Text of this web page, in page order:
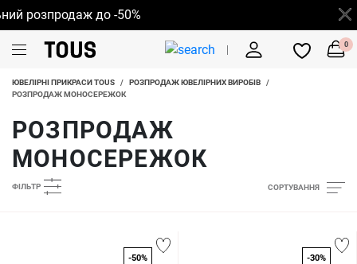
розпродаж до -50%
0
ЮВЕЛІРНІ ПРИКРАСИ TOUS / РОЗПРОДАЖ ЮВЕЛІРНИХ ВИРОБІВ
/
РОЗПРОДАЖ МОНОСЕРЕЖОК
РОЗПРОДАЖ
МОНОСЕРЕЖОК
СОРТУВАННЯ
ФІЛЬТР
-50% -30%